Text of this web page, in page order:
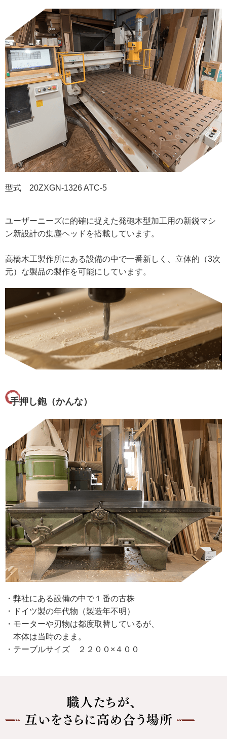
型式 20ZXGN-1326 ATC-5
ユーザーニーズに的確に捉えた発砲木型加工用の新鋭マシ
ン新設計の集塵ヘッドを搭載しています。
高橋木工製作所にある設備の中で一番新しく、立体的（3次
元）な製品の製作を可能にしています。
手押し鉋（かんな）
・弊社にある設備の中で１番の古株
・ドイツ製の年代物（製造年不明）
・モーターや刃物は都度取替しているが、
本体は当時のまま。
・テーブルサイズ ２２００×４００